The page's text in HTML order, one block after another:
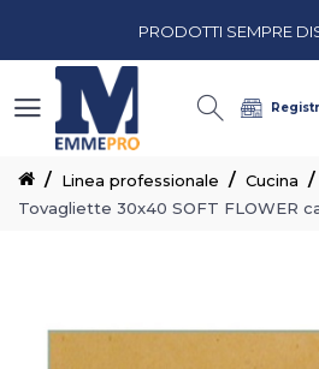
PRODOTTI SEMPRE
PREVENTIVI
CASH & CARRY CON
PRODOTTI SEMPRE
Linea professionale Cucina
Tovagliette 30x40 SOFT FLOWER